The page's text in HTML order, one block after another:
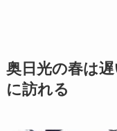
奥日光の春は
に訪れる